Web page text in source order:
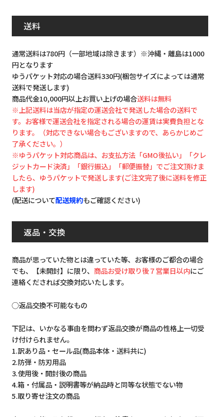
送料
通常送料は780円（一部地域は除きます）※沖縄・離島は1000
円となります
ゆうパケット対応の場合送料330円(梱包サイズによっては通常
送料で発送します)
商品代金10,000円以上お買い上げの場合送料は無料
※上記送料は当店が指定の運送会社で発送した場合の送料で
す。お客様で運送会社を指定される場合の運賃は実費負担とな
ります。（対応できない場合もございますので、あらかじめご
了承ください。）
※ゆうパケット対応商品は、お支払方法「GMO後払い」「クレ
ジットカード決済」「銀行振込」「郵便振替」でご注文頂けま
したら、ゆうパケットで発送します(ご注文完了後に送料を修正
します)
(配送について配送規約もご確認ください)
返品・交換
商品が思っていた物とは違っていた等、お客様のご都合の場合
でも、【未開封】に限り、 商品お受け取り後７営業日以内にご
連絡くだされば交換対応いたします。
◯返品交換不可能なもの
下記は、いかなる事由を問わず返品交換が商品の性格上一切受
け付けられません。
1.訳あり品・セール品(商品本体・送料共に)
2.防弾・防刃用品
3.使用後・開封後の商品
4.箱・付属品・説明書等が納品時と同等な状態でない物
5.取り寄せ注文の商品